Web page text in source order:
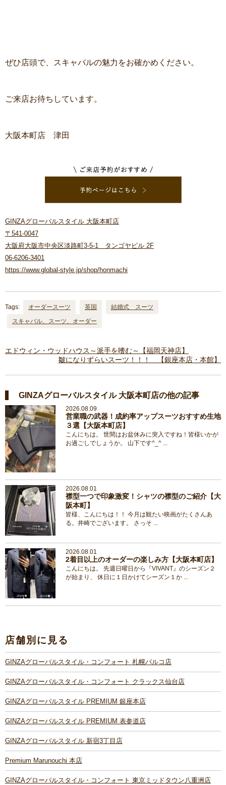
ぜひ店頭で、スキャバルの魅力をお確かめください。
ご来店お待ちしています。
大阪本町店 津田
GINZAグローバルスタイル 大阪本町店
〒541-0047
大阪府大阪市中央区淡路町3-5-1 タンゴヤビル 2F
06-6206-3401
https://www.global-style.jp/shop/honmachi
Tags: オーダースーツ 英国
結婚式 スーツ
スキャバル、スーツ、オーダー
エドウィン・ウッドハウス～派手を嗜む～【福岡天神店】
皺になりずらいスーツ！！！ 【銀座本店・本館】
GINZAグローバルスタイル 大阪本町店の他の記事
2026.08.09
営業職の武器！成約率アップスーツおすすめ生地
３選【大阪本町店】
こんにちは。 世間はお盆休みに突入ですね！皆様いかが
お過ごしでしょうか。 山下です^_^ ...
2026.08.01
襟型一つで印象激変！シャツの襟型のご紹介【大
阪本町】
皆様、こんにちは！！ 今月は観たい映画がたくさんあ
る。井崎でございます。 さっそ ...
2026.08.01
2着目以上のオーダーの楽しみ方【大阪本町店】
こんにちは。 先週日曜日から『VIVANT』のシーズン２
が始まり、 休日に１日かけてシーズン１か ...
店舗別に見る
GINZAグローバルスタイル・コンフォート 札幌パルコ店
GINZAグローバルスタイル・コンフォート クラックス仙台店
GINZAグローバルスタイル PREMIUM 銀座本店
GINZAグローバルスタイル PREMIUM 表参道店
GINZAグローバルスタイル 新宿3丁目店
Premium Marunouchi 本店
GINZAグローバルスタイル・コンフォート 東京ミッドタウン八重洲店